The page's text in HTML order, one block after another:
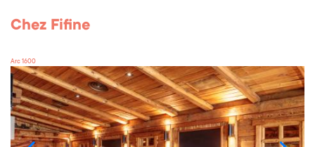
Chez Fifine
Arc 1600